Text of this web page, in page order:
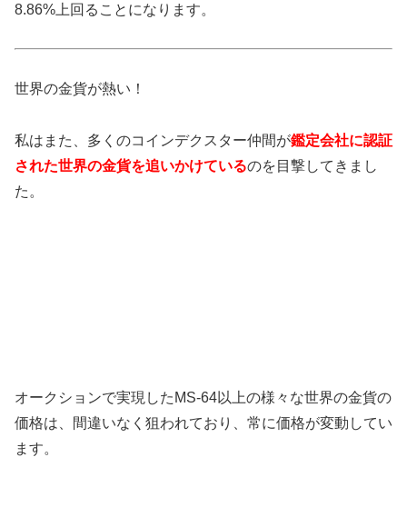
8.86%上回ることになります。
世界の金貨が熱い！
私はまた、多くのコインデクスター仲間が鑑定会社に認証
された世界の金貨を追いかけているのを目撃してきまし
た。
オークションで実現したMS-64以上の様々な世界の金貨の
価格は、間違いなく狙われており、常に価格が変動してい
ます。